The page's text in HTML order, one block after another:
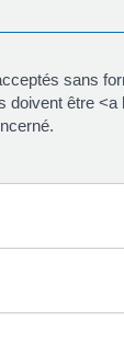
sans
être